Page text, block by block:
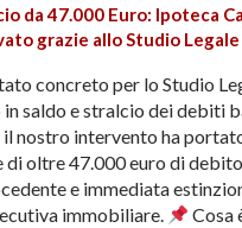
da 47.000 Euro: Ipoteca
grazie allo Studio
concreto per lo Studio
saldo e stralcio dei debiti
il nostro intervento ha
di oltre 47.000 euro di
e immediata
immobiliare.
Cosa